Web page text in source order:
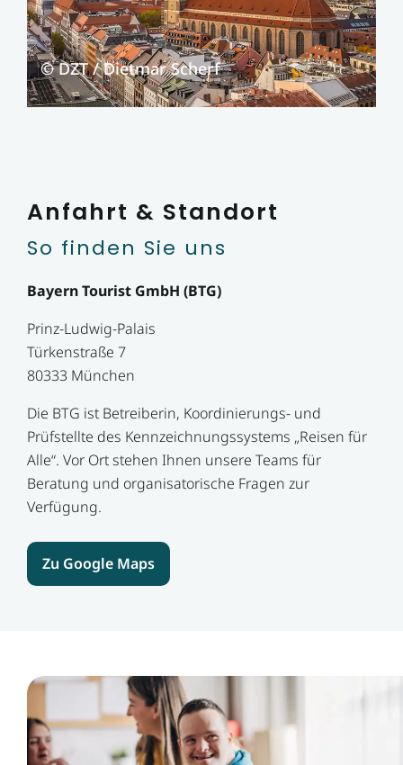
© DZT / Dietmar Scherf
Anfahrt & Standort
So finden Sie uns
Bayern Tourist GmbH (BTG)
Prinz-Ludwig-Palais
Türkenstraße 7
80333 München
Die BTG ist Betreiberin, Koordinierungs- und
Prüfstellte des Kennzeichnungs­systems „Reisen für
Alle“. Vor Ort stehen Ihnen unsere Teams für
Beratung und organisatorische Fragen zur
Verfügung.
Zu Google Maps